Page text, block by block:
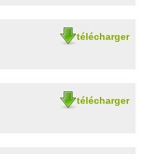
télécharger
télécharger